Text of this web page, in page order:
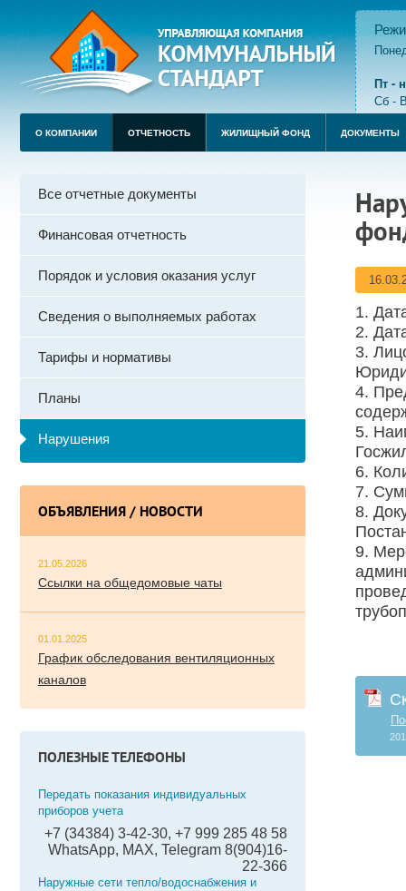
Пт -
Сб -
О КОМПАНИИ ОТЧЕТНОСТЬ ЖИЛИЩНЫЙ ФОНД ДОКУМЕНТЫ
1.
2.
3.
4.
5.
6.
7.
8.
9.
Все отчетные документы
Финансовая отчетность
Порядок и условия оказания услуг
Сведения о выполняемых работах
Тарифы и нормативы
Планы
Нарушения
ОБЪЯВЛЕНИЯ / НОВОСТИ
21.05.2026
Ссылки на общедомовые чаты
01.01.2025
График обследования вентиляционных
каналов
ПОЛЕЗНЫЕ ТЕЛЕФОНЫ
Передать показания индивидуальных
приборов учета
+7 (34384) 3-42-30, +7 999 285 48 58
WhatsApp, MAX, Telegram 8(904)16-
22-366
Наружные сети тепло/водоснабжения и